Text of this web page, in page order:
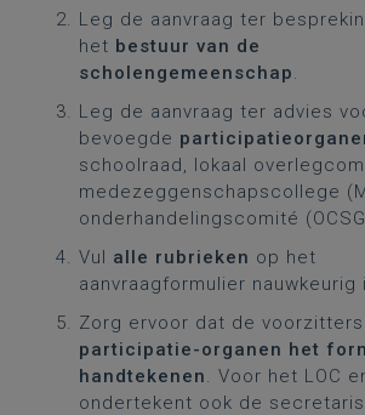
Leg de aanvraag ter
het bestuur van de
scholengemeenschap.
Leg de aanvraag ter advies
bevoegde
schoolraad, lokaal
medezeggenschapscollege
onderhandelingscomité
Vul alle rubrieken op het
aanvraagformulier nauwkeurig
Zorg ervoor dat de voorzitters
participatie-organen het
handtekenen. Voor het LOC
ondertekent ook de